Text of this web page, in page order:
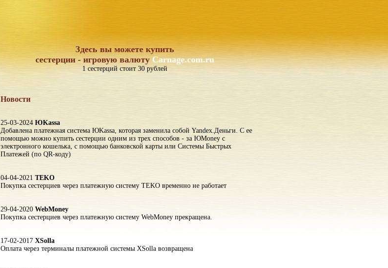
Здесь вы можете купить
сестерции - игровую валютуCarnage.com.ru
1 сестерций стоит 30 рублей
Новости
25-03-2024 ЮKassa
Добавлена платежная система ЮKassa, которая заменила собой Yandex.Деньги. С ее
помощью можно купить сестерции одним из трех способов - за ЮMoney с
электронного кошелька, с помощью банковской карты или Системы Быстрых
Платежей (по QR-коду)
04-04-2021 TEKO
Покупка сестерциев через платежную систему TEKO временно не работает
29-04-2020 WebMoney
Покупка сестерциев через платежную систему WebMoney прекращена.
17-02-2017 XSolla
Оплата через терминалы платежной системы XSolla возвращена